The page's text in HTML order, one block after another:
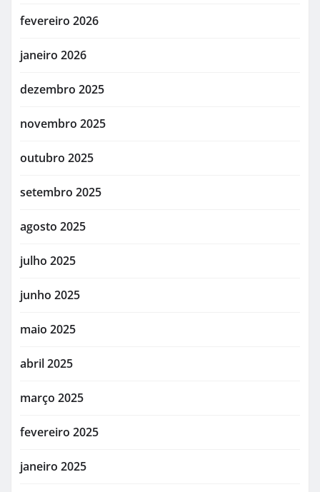
fevereiro 2026
janeiro 2026
dezembro 2025
novembro 2025
outubro 2025
setembro 2025
agosto 2025
julho 2025
junho 2025
maio 2025
abril 2025
março 2025
fevereiro 2025
janeiro 2025